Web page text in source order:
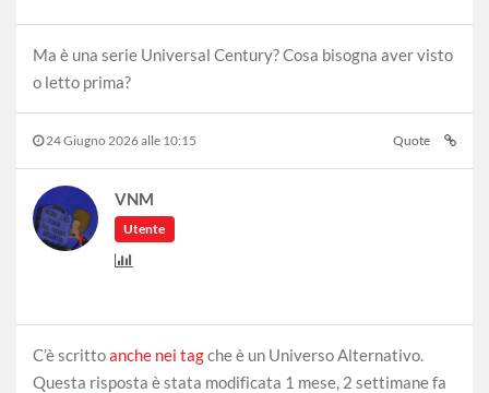
Ma è una serie Universal Century? Cosa bisogna aver visto
o letto prima?
24 Giugno 2026 alle 10:15 Quote
VNM
Utente
C’è scrittoanche nei tagche è un Universo Alternativo.
Questa risposta è stata modificata 1 mese, 2 settimane fa